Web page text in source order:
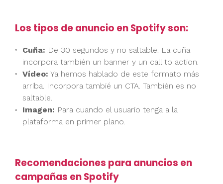
Los tipos de anuncio en Spotify son:
Cuña: De 30 segundos y no saltable. La cuña
incorpora también un banner y un call to action.
Vídeo: Ya hemos hablado de este formato más
arriba. Incorpora tambié un CTA. También es no
saltable.
Imagen: Para cuando el usuario tenga a la
plataforma en primer plano.
Recomendaciones para anuncios en
campañas en Spotify